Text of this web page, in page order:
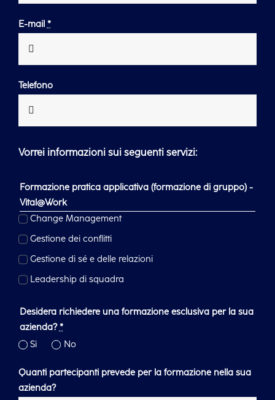
E-mail*
Telefono
Vorrei informazioni sui seguenti servizi:
Formazione pratica applicativa (formazione di gruppo) -
Vital@Work
Change Management
Gestione dei conflitti
Gestione di sé e delle relazioni
Leadership di squadra
Desidera richiedere una formazione esclusiva per la sua
azienda?*
Sì
No
Quanti partecipanti prevede per la formazione nella sua
azienda?